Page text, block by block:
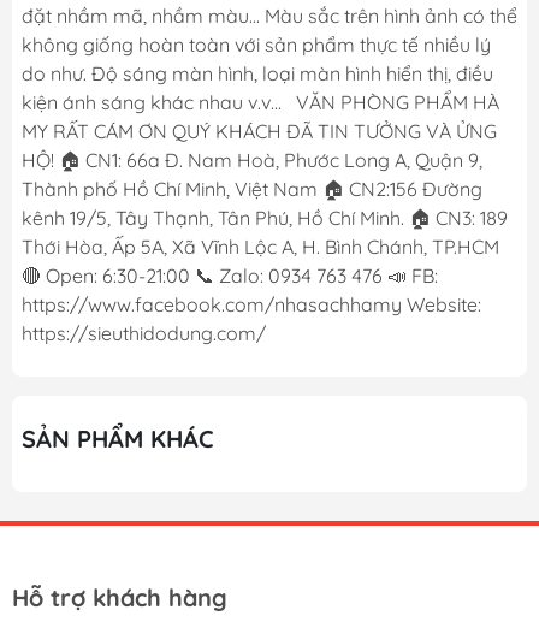
đặt nhầm mã, nhầm màu... Màu sắc trên hình ảnh có thể
không giống hoàn toàn với sản phẩm thực tế nhiều lý
do như. Độ sáng màn hình, loại màn hình hiển thị, điều
kiện ánh sáng khác nhau v.v... VĂN PHÒNG PHẨM HÀ
MY RẤT CÁM ƠN QUÝ KHÁCH ĐÃ TIN TƯỞNG VÀ ỬNG
HỘ! 🏠 CN1: 66a Đ. Nam Hoà, Phước Long A, Quận 9,
Thành phố Hồ Chí Minh, Việt Nam 🏠 CN2:156 Đường
kênh 19/5, Tây Thạnh, Tân Phú, Hồ Chí Minh. 🏠 CN3: 189
Thới Hòa, Ấp 5A, Xã Vĩnh Lộc A, H. Bình Chánh, TP.HCM
🔴 Open: 6:30-21:00 📞 Zalo: 0934 763 476 📣 FB:
https://www.facebook.com/nhasachhamy Website:
https://sieuthidodung.com/
SẢN PHẨM KHÁC
Hỗ trợ khách hàng